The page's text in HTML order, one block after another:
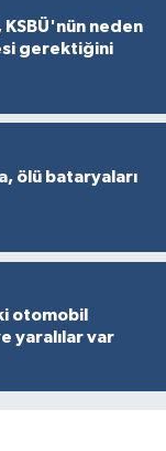
KSBÜ'nün neden
gerektiğini
ölü bataryaları
otomobil
yaralılar var